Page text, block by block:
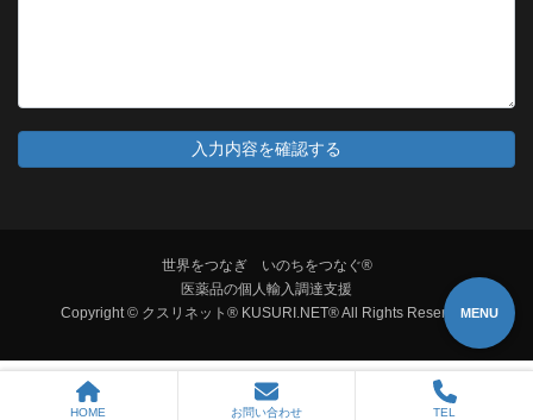
世界をつなぎ いのちをつなぐ®
医薬品の個人輸入調達支援
Copyright © クスリネット® KUSURI.NET® All Rights Reserved.
HOME お問い合わせ TEL
MENU